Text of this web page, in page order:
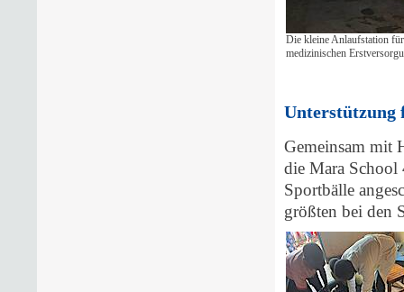
Die kleine Anlaufstation
medizinischen
Unterstützung
Gemeinsam mit
die Mara School
Sportbälle
größten bei den